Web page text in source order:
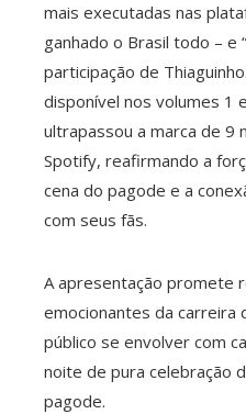
mais executadas nas
ganhado o Brasil todo – e
participação de
disponível nos volumes 1
ultrapassou a marca de 9
Spotify, reafirmando a
cena do pagode e a
com seus fãs.
A apresentação promete
emocionantes da carreira
público se envolver com
noite de pura celebração
pagode.